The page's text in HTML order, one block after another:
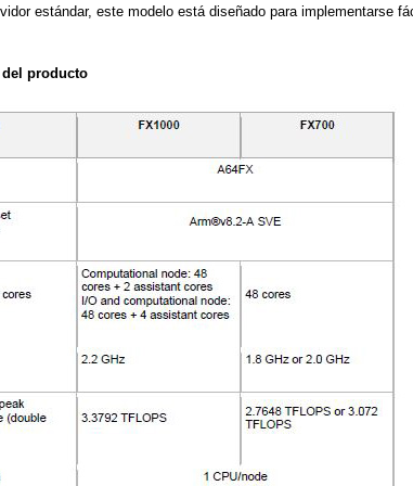
estándar, este modelo está diseñado para implementarse
producto